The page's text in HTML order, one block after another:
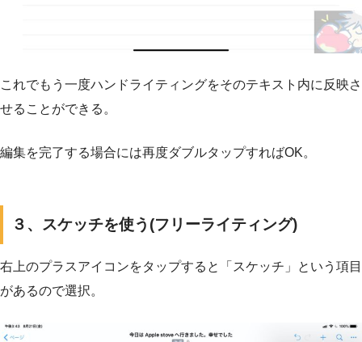
これでもう一度ハンドライティングをそのテキスト内に反映さ
せることができる。
編集を完了する場合には再度ダブルタップすればOK。
３、スケッチを使う(フリーライティング)
右上のプラスアイコンをタップすると「スケッチ」という項目
があるので選択。